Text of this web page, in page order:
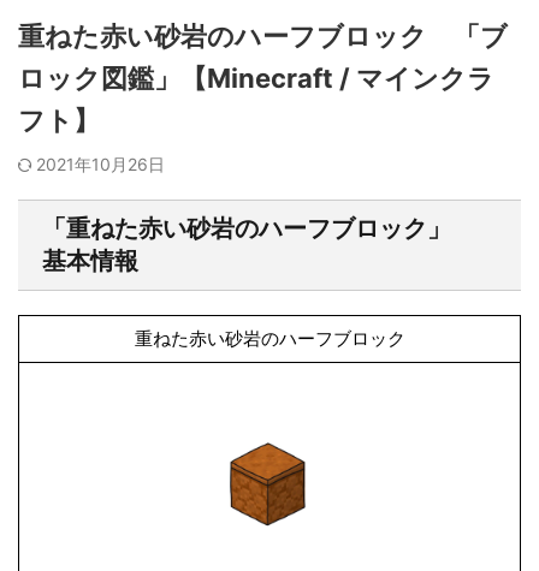
重ねた赤い砂岩のハーフブロック 「ブ
ロック図鑑」【Minecraft / マインクラ
フト】
2021年10月26日
「重ねた赤い砂岩のハーフブロック」
基本情報
重ねた赤い砂岩のハーフブロック